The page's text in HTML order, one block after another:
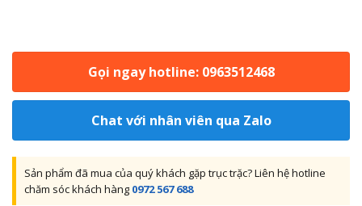
Gọi ngay hotline: 0963512468
Chat với nhân viên qua Zalo
Sản phẩm đã mua của quý khách gặp trục trặc? Liên hệ hotline
chăm sóc khách hàng 0972 567 688